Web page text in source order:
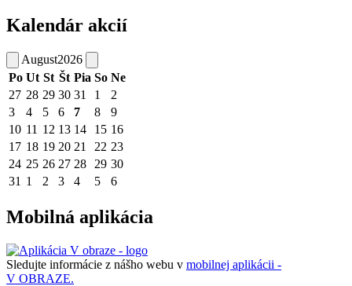
Kalendár akcií
August2026
Po Ut St Št Pia So Ne
27 28 29 30 31 1
2
3
4 5 6 7 8
9
10 11 12 13 14 15 16
17 18 19 20 21 22 23
24 25 26 27 28 29 30
31 1 2 3 4 5 6
Mobilná aplikácia
Sledujte informácie z nášho webu v mobilnej aplikácii -
V OBRAZE.